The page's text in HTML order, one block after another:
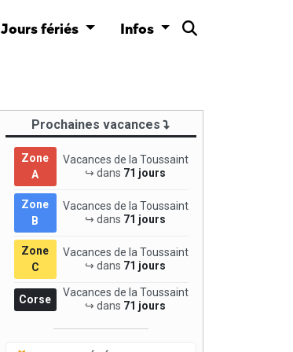
Jours fériés Infos
Prochaines vacances
Zone
A
Vacances de la Toussaint
↪ dans 71 jours
Zone
B
Vacances de la Toussaint
↪ dans 71 jours
Zone
C
Vacances de la Toussaint
↪ dans 71 jours
Corse
Vacances de la Toussaint
↪ dans 71 jours